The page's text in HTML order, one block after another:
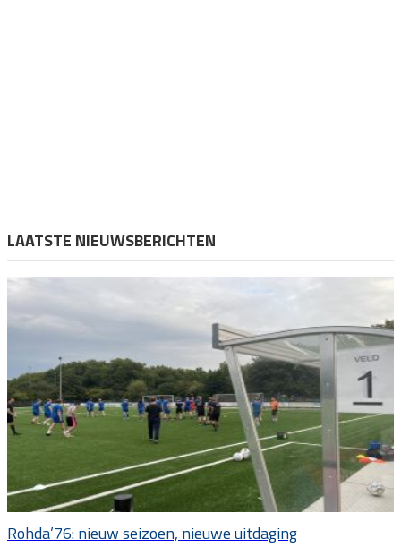
LAATSTE NIEUWSBERICHTEN
Rohda’76: nieuw seizoen, nieuwe uitdaging